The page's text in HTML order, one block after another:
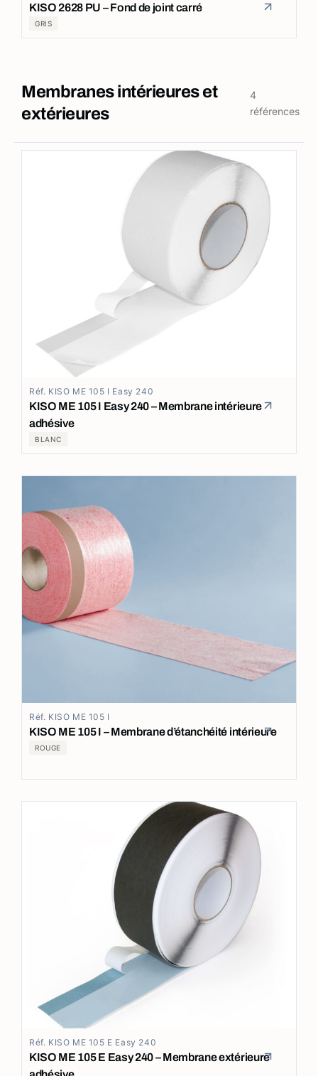
KISO 2628 PU – Fond de joint carré
GRIS
Membranes intérieures et
extérieures
4
références
Réf. KISO ME 105 I Easy 240
KISO ME 105 I Easy 240 – Membrane intérieure
adhésive
BLANC
Réf. KISO ME 105 I
KISO ME 105 I – Membrane d’étanchéité intérieure
ROUGE
Réf. KISO ME 105 E Easy 240
KISO ME 105 E Easy 240 – Membrane extérieure